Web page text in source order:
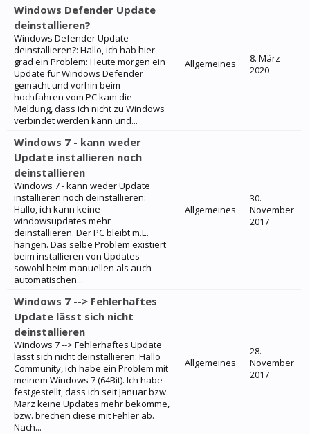
Windows Defender Update
deinstallieren?
Windows Defender Update
deinstallieren?: Hallo, ich hab hier
grad ein Problem: Heute morgen ein
Update für Windows Defender
gemacht und vorhin beim
hochfahren vom PC kam die
Meldung, dass ich nicht zu Windows
verbindet werden kann und...
Allgemeines
8. März
2020
Windows 7 - kann weder
Update installieren noch
deinstallieren
Windows 7 - kann weder Update
installieren noch deinstallieren:
Hallo, ich kann keine
windowsupdates mehr
deinstallieren. Der PC bleibt m.E.
hängen. Das selbe Problem existiert
beim installieren von Updates
sowohl beim manuellen als auch
automatischen...
Allgemeines
30.
November
2017
Windows 7 --> Fehlerhaftes
Update lässt sich nicht
deinstallieren
Windows 7 --> Fehlerhaftes Update
lässt sich nicht deinstallieren: Hallo
Community, ich habe ein Problem mit
meinem Windows 7 (64Bit). Ich habe
festgestellt, dass ich seit Januar bzw.
März keine Updates mehr bekomme,
bzw. brechen diese mit Fehler ab.
Nach...
Allgemeines
28.
November
2017